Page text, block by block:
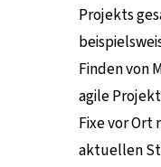
Projekts
Finden von
agile
Fixe vor
aktuellen